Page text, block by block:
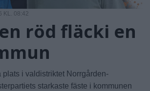
KL. 08:42
röd fläcki en
plats i valdistriktet Norrgården-
starkaste fäste i kommunen